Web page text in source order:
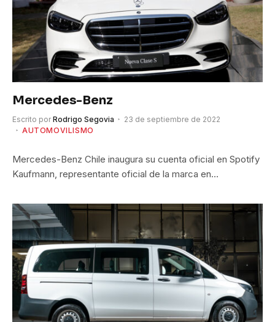
Mercedes-Benz
Escrito por Rodrigo Segovia
23 de septiembre de 2022
AUTOMOVILISMO
Mercedes-Benz Chile inaugura su cuenta oficial en Spotify
Kaufmann, representante oficial de la marca en…